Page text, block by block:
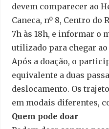
devem comparecer ao
Caneca, nº 8, Centro do
7h às 18h, e informar o
utilizado para chegar
Após a doação, o
equivalente a duas
deslocamento. Os
em modais diferentes,
Quem pode doar